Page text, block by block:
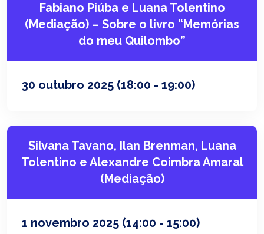
Fabiano Piúba e Luana Tolentino
(Mediação) – Sobre o livro “Memórias
do meu Quilombo”
30 outubro 2025 (18:00 - 19:00)
Silvana Tavano, Ilan Brenman, Luana
Tolentino e Alexandre Coimbra Amaral
(Mediação)
1 novembro 2025 (14:00 - 15:00)